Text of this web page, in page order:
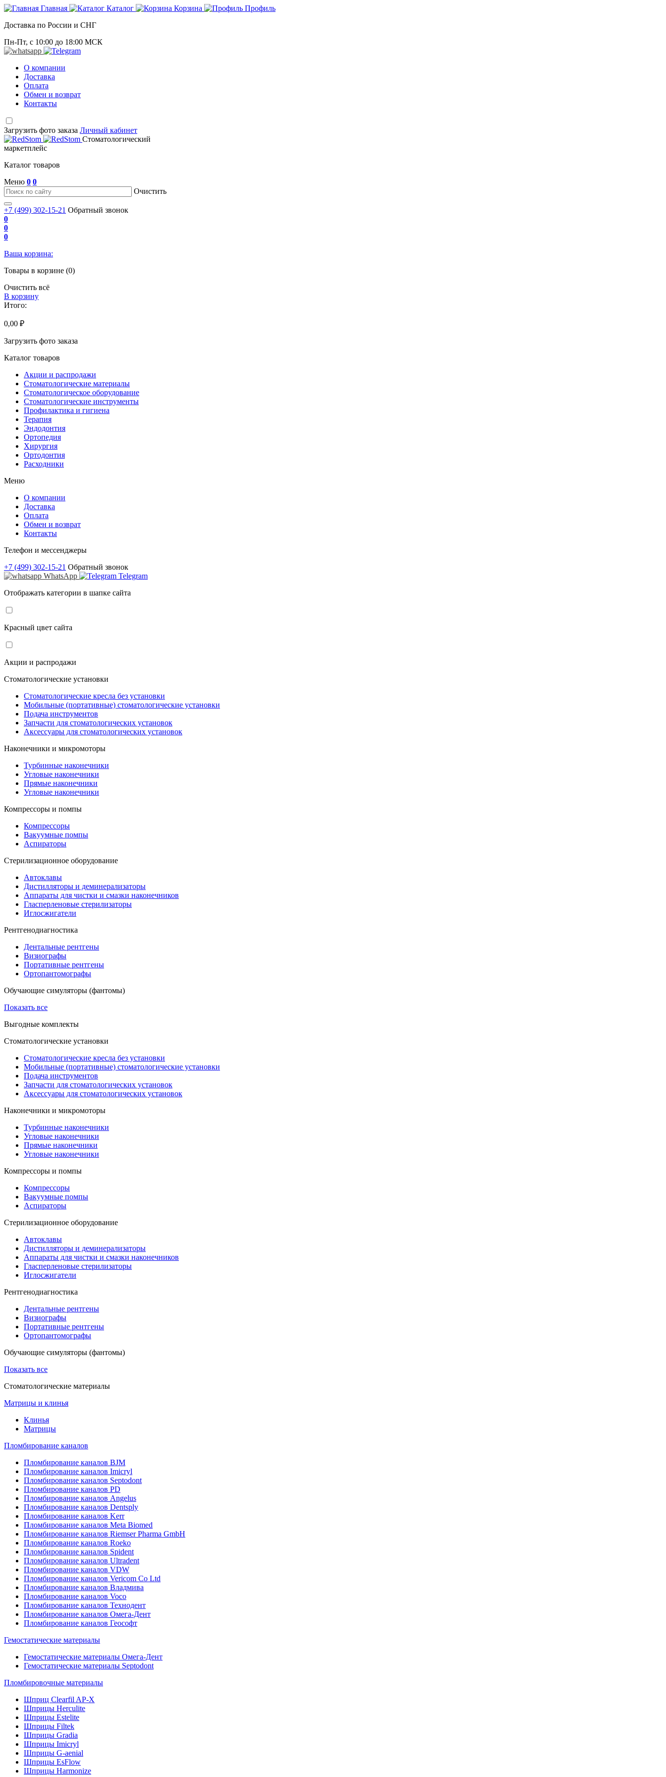
Главная Каталог Корзина
Профиль
Доставка по России и СНГ
Пн-Пт, с 10:00 до 18:00 МСК
О компании
Доставка
Оплата
Обмен и возврат
Контакты
Загрузить фото заказа Личный кабинет
Стоматологический
маркетплейс
Каталог товаров
Меню 0 0
Очистить
+7 (499) 302-15-21 Обратный звонок
0
0
0
Ваша корзина:
Товары в корзине (0)
Очистить всё
В корзину
Итого:
0,00 ₽
Загрузить фото заказа
Каталог товаров
Акции и распродажи
Стоматологические материалы
Стоматологическое оборудование
Стоматологические инструменты
Профилактика и гигиена
Терапия
Эндодонтия
Ортопедия
Хирургия
Ортодонтия
Расходники
Меню
О компании
Доставка
Оплата
Обмен и возврат
Контакты
Телефон и мессенджеры
+7 (499) 302-15-21 Обратный звонок
WhatsApp
Telegram
Отображать категории в шапке сайта
Красный цвет сайта
Акции и распродажи
Стоматологические установки
Стоматологические кресла без установки
Мобильные (портативные) стоматологические установки
Подача инструментов
Запчасти для стоматологических установок
Аксессуары для стоматологических установок
Наконечники и микромоторы
Турбинные наконечники
Угловые наконечники
Прямые наконечники
Угловые наконечники
Компрессоры и помпы
Компрессоры
Вакуумные помпы
Аспираторы
Стерилизационное оборудование
Автоклавы
Дистилляторы и деминерализаторы
Аппараты для чистки и смазки наконечников
Гласперленовые стерилизаторы
Иглосжигатели
Рентгенодиагностика
Дентальные рентгены
Визиографы
Портативные рентгены
Ортопантомографы
Обучающие симуляторы (фантомы)
Показать все
Выгодные комплекты
Стоматологические установки
Стоматологические кресла без установки
Мобильные (портативные) стоматологические установки
Подача инструментов
Запчасти для стоматологических установок
Аксессуары для стоматологических установок
Наконечники и микромоторы
Турбинные наконечники
Угловые наконечники
Прямые наконечники
Угловые наконечники
Компрессоры и помпы
Компрессоры
Вакуумные помпы
Аспираторы
Стерилизационное оборудование
Автоклавы
Дистилляторы и деминерализаторы
Аппараты для чистки и смазки наконечников
Гласперленовые стерилизаторы
Иглосжигатели
Рентгенодиагностика
Дентальные рентгены
Визиографы
Портативные рентгены
Ортопантомографы
Обучающие симуляторы (фантомы)
Показать все
Стоматологические материалы
Матрицы и клинья
Клинья
Матрицы
Пломбирование каналов
Пломбирование каналов BJM
Пломбирование каналов Imicryl
Пломбирование каналов Septodont
Пломбирование каналов PD
Пломбирование каналов Angelus
Пломбирование каналов Dentsply
Пломбирование каналов Kerr
Пломбирование каналов Meta Biomed
Пломбирование каналов Riemser Pharma GmbH
Пломбирование каналов Roeko
Пломбирование каналов Spident
Пломбирование каналов Ultradent
Пломбирование каналов VDW
Пломбирование каналов Vericom Co Ltd
Пломбирование каналов Владмива
Пломбирование каналов Voco
Пломбирование каналов Технодент
Пломбирование каналов Омега-Дент
Пломбирование каналов Геософт
Гемостатические материалы
Гемостатические материалы Омега-Дент
Гемостатические материалы Septodont
Пломбировочные материалы
Шприц Clearfil AP-X
Шприцы Herculite
Шприцы Estelite
Шприцы Filtek
Шприцы Gradia
Шприцы Imicryl
Шприцы G-aenial
Шприцы EsFlow
Шприцы Harmonize